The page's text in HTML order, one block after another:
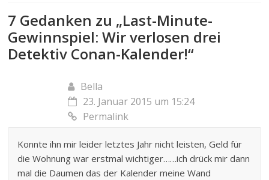
7 Gedanken zu „Last-Minute-
Gewinnspiel: Wir verlosen drei
Detektiv Conan-Kalender!“
Bella
23. Januar 2015 um 15:24
Permalink
Konnte ihn mir leider letztes Jahr nicht leisten, Geld für
die Wohnung war erstmal wichtiger……ich drück mir dann
mal die Daumen das der Kalender meine Wand